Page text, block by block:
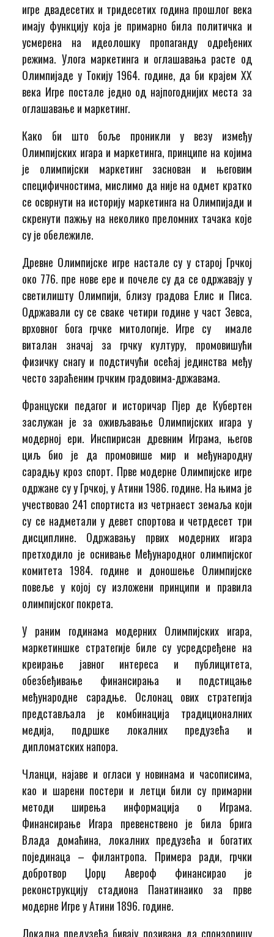
игре двадесетих и тридесетих година прошлог века
имају функцију која је примарно била политичка и
усмерена на идеолошку пропаганду одређених
режима. Улога маркетинга и оглашавања расте од
Олимпијаде у Токију 1964. године, да би крајем XX
века Игре постале једно од најпогоднијих места за
оглашавање и маркетинг.
Како би што боље проникли у везу између
Олимпијских игара и маркетинга, принципе на којима
је олимпијски маркетинг заснован и његовим
специфичностима, мислимо да није на одмет кратко
се осврнути на историју маркетинга на Олимпијади и
скренути пажњу на неколико преломних тачака које
су је обележиле.
Древне Олимпијске игре настале су у старој Грчкој
око 776. пре нове ере и почеле су да се одржавају у
светилишту Олимпији, близу градова Елис и Писа.
Одржавали су се сваке четири године у част Зевса,
врховног бога грчке митологије. Игре су имале
виталан значај за грчку културу, промовишући
физичку снагу и подстичући осећај јединства међу
често зараћеним грчким градовима-државама.
Француски педагог и историчар Пјер де Кубертен
заслужан је за оживљавање Олимпијских игара у
модерној ери. Инспирисан древним Играма, његов
циљ био је да промовише мир и међународну
сарадњу кроз спорт. Прве модерне Олимпијске игре
одржане су у Грчкој, у Атини 1986. године. На њима је
учествовао 241 спортиста из четрнаест земаља који
су се надметали у девет спортова и четрдесет три
дисциплине. Одржавању првих модерних игара
претходило је оснивање Међународног олимпијског
комитета 1984. године и доношење Олимпијске
повеље у којој су изложени принципи и правила
олимпијског покрета.
У раним годинама модерних Олимпијских игара,
маркетиншке стратегије биле су усредсређене на
креирање јавног интереса и публицитета,
обезбеђивање финансирања и подстицање
међународне сарадње. Ослонац ових стратегија
представљала је комбинација традиционалних
медија, подршке локалних предузећа и
дипломатских напора.
Чланци, најаве и огласи у новинама и часописима,
као и шарени постери и летци били су примарни
методи ширења информација о Играма.
Финансирање Игара превенствено је била брига
Влада домаћина, локалних предузећа и богатих
појединаца – филантропа. Примера ради, грчки
добротвор Џорџ Авероф финансирао је
реконструкцију стадиона Панатинаико за прве
модерне Игре у Атини 1896. године.
Локална предузећа бивају позивана да спонзоришу